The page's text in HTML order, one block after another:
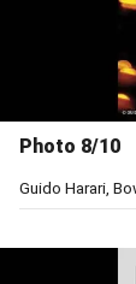
Photo 8/10
Guido Harari,